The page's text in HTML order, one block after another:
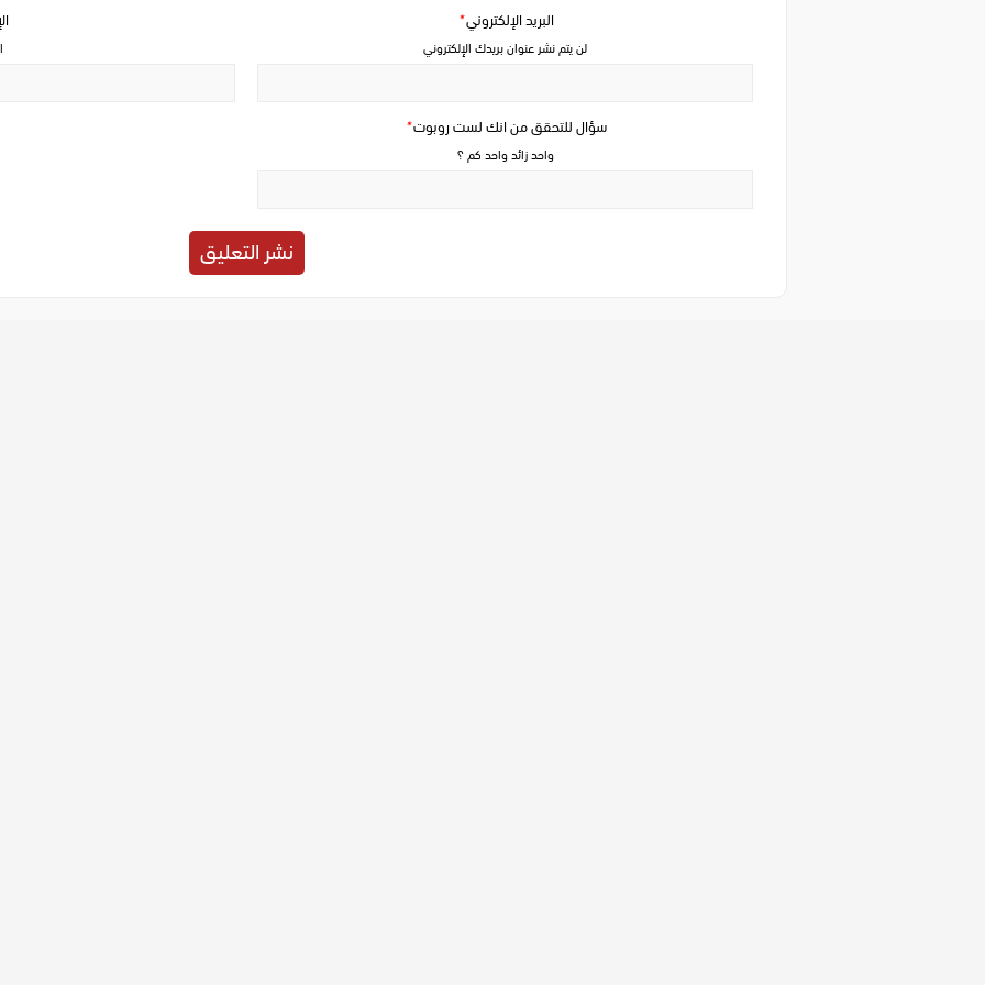
سؤال للتحقق من انك لست روبوت*
واحد زائد واحد كم ؟
البريد الإلكتروني*
لن يتم نشر عنوان بريدك الإلكتروني